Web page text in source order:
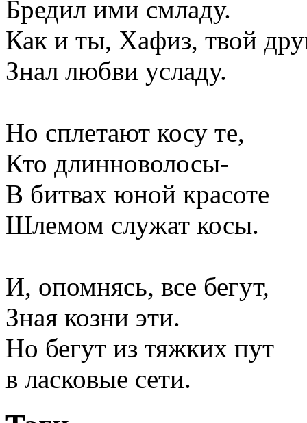
Бредил ими смладу.
Как и ты, Хафиз, твой
Знал любви усладу.
Но сплетают косу те,
Кто длинноволосы-
В битвах юной красоте
Шлемом служат косы.
И, опомнясь, все бегут,
Зная козни эти.
Но бегут из тяжких пут
в ласковые сети.